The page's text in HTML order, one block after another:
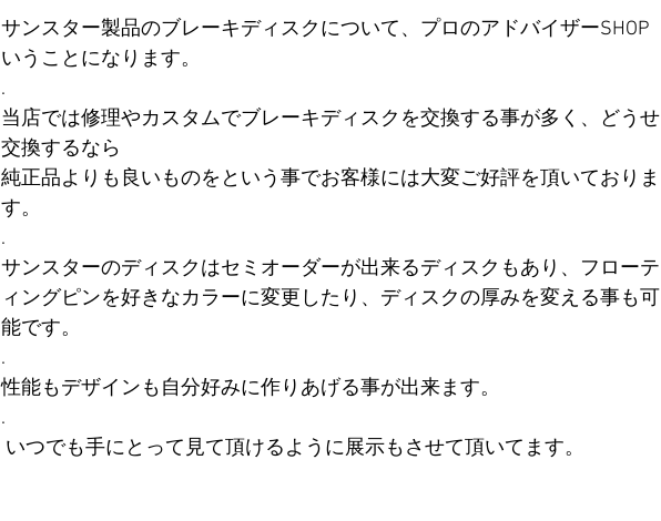
サンスター製品のブレーキディスクについて、プロのアドバイザーSHOP
いうことになります。
.
当店では修理やカスタムでブレーキディスクを交換する事が多く、どうせ
交換するなら
純正品よりも良いものをという事でお客様には大変ご好評を頂いておりま
す。
.
サンスターのディスクはセミオーダーが出来るディスクもあり、フローテ
ィングピンを好きなカラーに変更したり、ディスクの厚みを変える事も可
能です。
.
性能もデザインも自分好みに作りあげる事が出来ます。
.
いつでも手にとって見て頂けるように展示もさせて頂いてます。